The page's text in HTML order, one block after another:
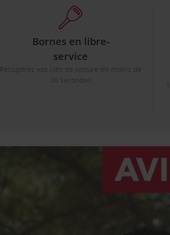
Bornes en libre-
service
Récupérez vos clés de voiture en moins de
30 secondes